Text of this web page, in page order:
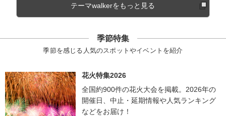
テーマwalkerをもっと見る
季節特集
季節を感じる人気のスポットやイベントを紹介
花火特集2026
全国約900件の花火大会を掲載。2026年の
開催日、中止・延期情報や人気ランキング
などをお届け！